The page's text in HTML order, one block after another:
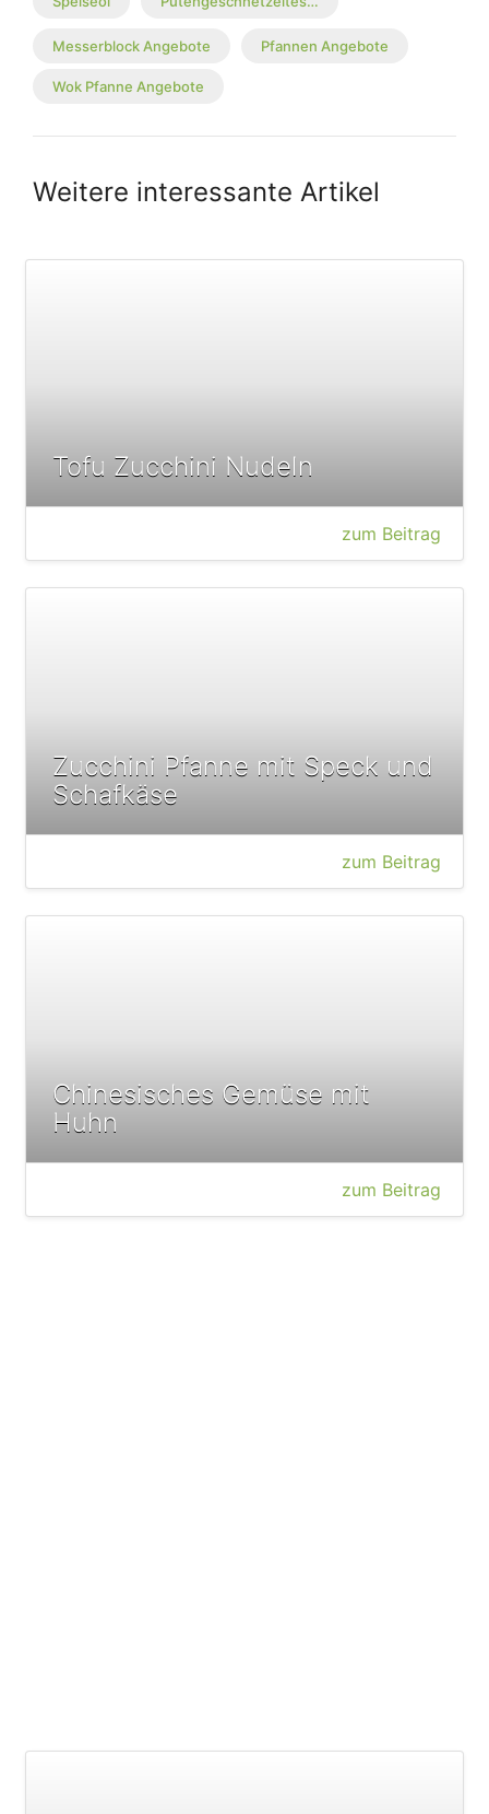
Messerblock Angebote Pfannen Angebote
Wok Pfanne Angebote
Weitere interessante Artikel
Tofu Zucchini Nudeln
zum Beitrag
Zucchini Pfanne mit Speck und
Schafkäse
zum Beitrag
Chinesisches Gemüse mit
Huhn
zum Beitrag